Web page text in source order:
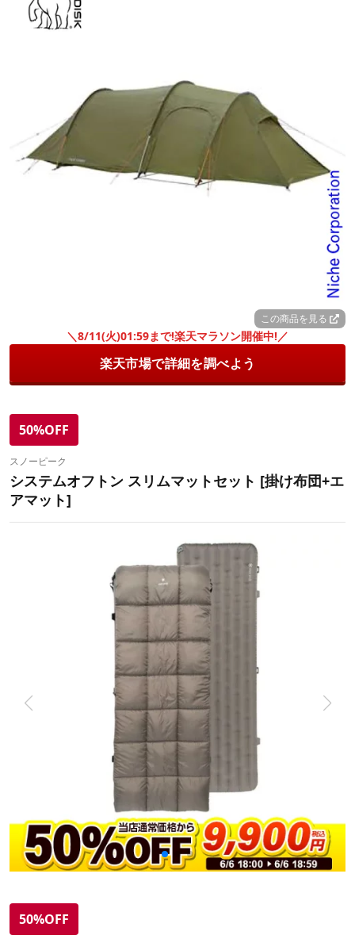
この商品を見る
＼8/11(火)01:59まで!楽天マラソン開催中!／
楽天市場で詳細を調べよう
50%OFF
スノーピーク
システムオフトン スリムマットセット [掛け布団+エ
アマット]
50%OFF